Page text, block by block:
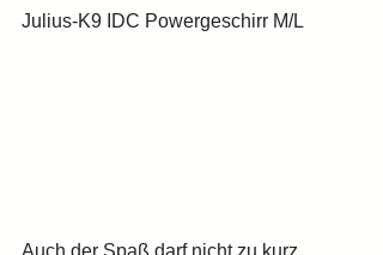
Julius-K9 IDC Powergeschirr M/L
Auch der Spaß darf nicht zu kurz